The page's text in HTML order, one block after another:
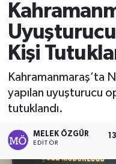
Kişi
Kahramanmaraş’ta
yapılan uyuşturucu
tutuklandı.
MELEK ÖZGÜR
EDITÖR
Gündem
Magazin
Politika
Sağlık
Spor
Tüm Manşetler
Son Dakika
Haber Arşivi